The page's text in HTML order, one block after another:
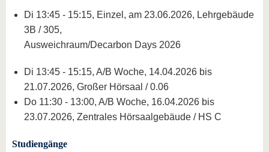
Di 13:45 - 15:15, Einzel, am 23.06.2026, Lehrgebäude
3B / 305,
Ausweichraum/Decarbon Days 2026
Di 13:45 - 15:15, A/B Woche, 14.04.2026 bis
21.07.2026, Großer Hörsaal / 0.06
Do 11:30 - 13:00, A/B Woche, 16.04.2026 bis
23.07.2026, Zentrales Hörsaalgebäude / HS C
Studiengänge